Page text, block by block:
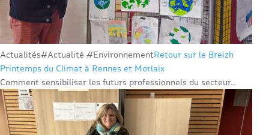
Actualités#Actualité #EnvironnementRetour sur le Breizh
Printemps du Climat à Rennes et Morlaix
Comment sensibiliser les futurs professionnels du secteur...